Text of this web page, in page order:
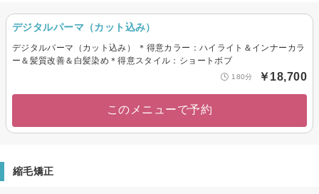
デジタルパーマ（カット込み）
デジタルパーマ（カット込み） ＊得意カラー：ハイライト＆インナーカラ
ー＆髪質改善＆白髪染め＊得意スタイル：ショートボブ
180分 ￥18,700
このメニューで予約
縮毛矯正